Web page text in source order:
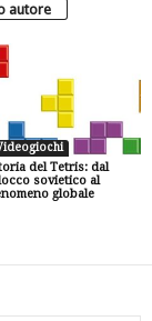
autore
del Tetris: dal
sovietico al
globale